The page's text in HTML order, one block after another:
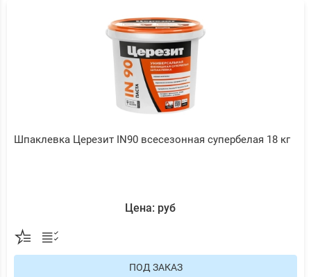
Шпаклевка Церезит IN90 всесезонная супербелая 18 кг
Цена: руб
ПОД ЗАКАЗ